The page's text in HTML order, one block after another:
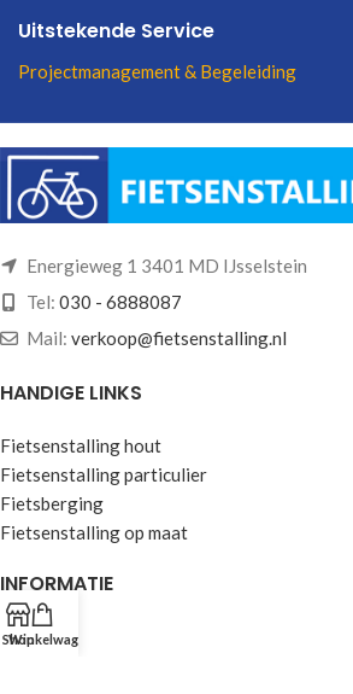
Uitstekende Service
Projectmanagement & Begeleiding
Energieweg 1 3401 MD IJsselstein
Tel: 030 - 6888087
Mail: verkoop@fietsenstalling.nl
HANDIGE LINKS
Fietsenstalling hout
Fietsenstalling particulier
Fietsberging
Fietsenstalling op maat
INFORMATIE
Over ons
Shop
Winkelwagen